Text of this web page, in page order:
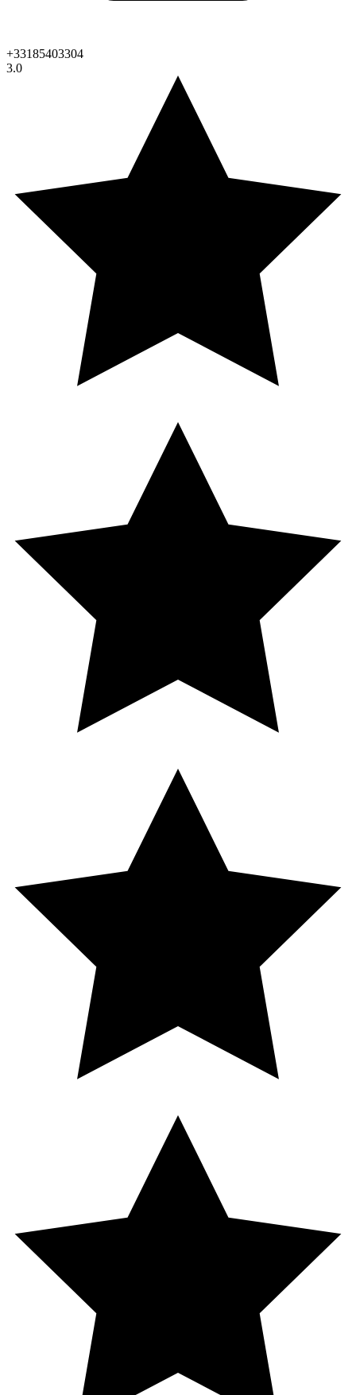
+33185403304
3.0